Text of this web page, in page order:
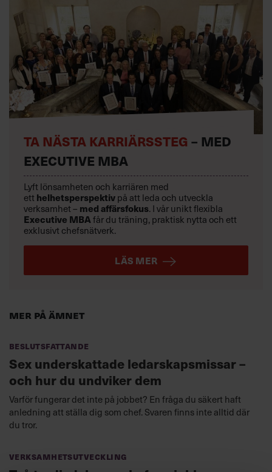
Mer på ämnet
Beslutsfattande
Sex underskattade ledarskapsmissar –
och hur du undviker dem
Varför fungerar det inte på jobbet? En fråga du säkert haft
anledning att ställa dig som chef. Svaren finns inte alltid där
du tror.
Verksamhetsutveckling
TA NÄSTA KARRIÄRSSTEG – MED
EXECUTIVE MBA
Lyft lönsamheten och karriären med
ett helhetsperspektiv på att leda och utveckla
verksamhet – med affärsfokus. I vår unikt flexibla
Executive MBAfår du träning, praktisk nytta och ett
exklusivt chefsnätverk.
LÄS MER